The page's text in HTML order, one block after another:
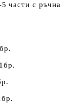
части с ръчна